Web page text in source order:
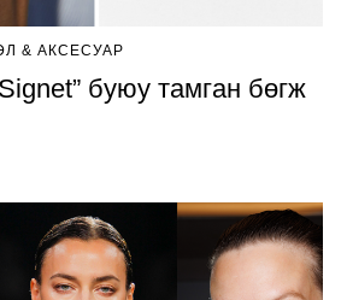
& АКСЕСУАР
буюу тамган бөгж